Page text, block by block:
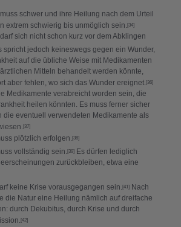
schwer und ihre Heilung nach dem Urteil
extrem schwierig bis unmöglich sein.[34]
sich nicht schon kurz vor dem Abklingen
spricht jedoch keineswegs gegen ein Wunder,
auf die übliche Weise mit Medikamenten
Mitteln behandelt werden könnte,
aber fehlen, wo sich das Wunder ereignet.[36]
Medikamente verabreicht worden sein, die
heilen könnten. Es muss ferner sicher
die eventuell verwendeten Medikamente als
[37]
plötzlich erfolgen.[38]
vollständig sein.[39] Es dürfen lediglich
zurückbleiben, etwa eine
keine Krise vorausgegangen sein.[41] Nach
die Natur eine Heilung nämlich auf dreifache
durch Dekubitus, durch Krise und durch
[42]